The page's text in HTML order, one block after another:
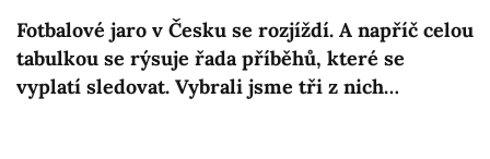
Fotbalové jaro v Česku se rozjíždí. A napříč celou
tabulkou se rýsuje řada příběhů, které se
vyplatí sledovat. Vybrali jsme tři z nich…